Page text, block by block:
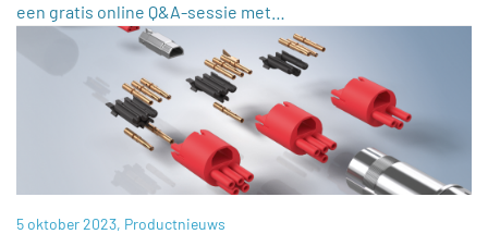
een gratis online Q&A-sessie met…
5 oktober 2023, Productnieuws